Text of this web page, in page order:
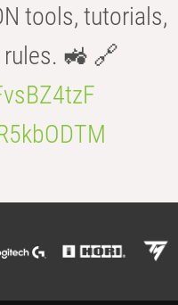
tools, tutorials,
rules. 🚜 🔗